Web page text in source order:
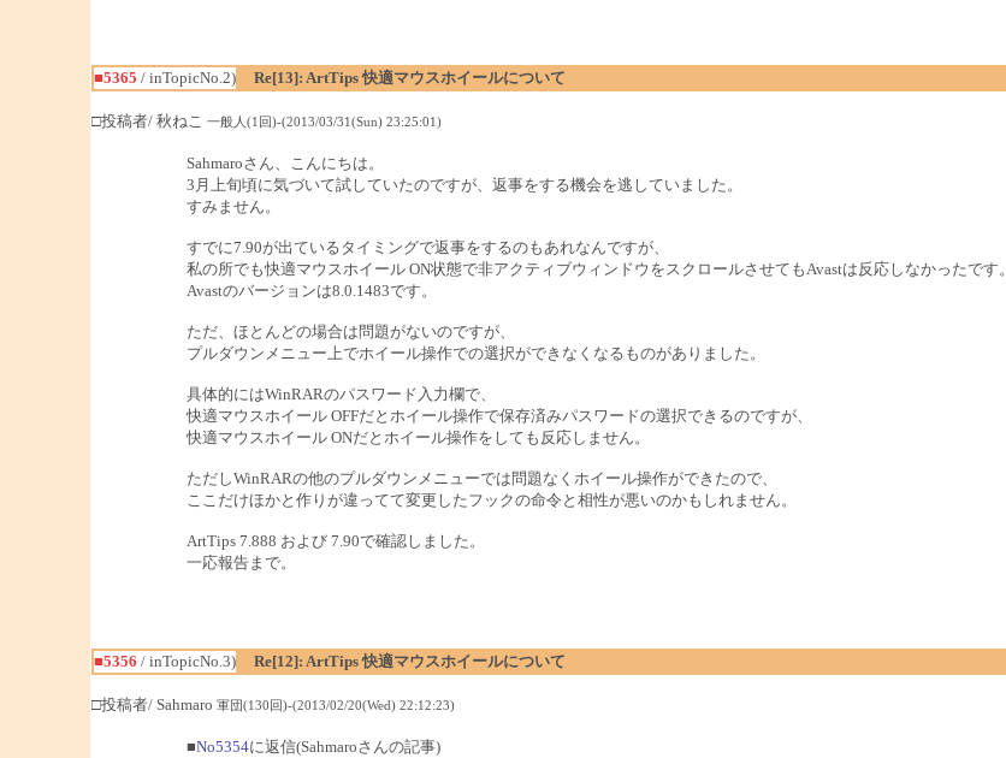
■5365 / inTopicNo.2)
Re[13]: ArtTips 快適マウスホイールについて
□投稿者/ 秋ねこ 一般人(1回)-(2013/03/31(Sun) 23:25:01)
Sahmaroさん、こんにちは。
3月上旬頃に気づいて試していたのですが、返事をする機会を逃していました。
すみません。
すでに7.90が出ているタイミングで返事をするのもあれなんですが、
私の所でも快適マウスホイール ON状態で非アクティブウィンドウをスクロールさせてもAvastは反応しなかったです。
Avastのバージョンは8.0.1483です。
ただ、ほとんどの場合は問題がないのですが、
プルダウンメニュー上でホイール操作での選択ができなくなるものがありました。
具体的にはWinRARのパスワード入力欄で、
快適マウスホイール OFFだとホイール操作で保存済みパスワードの選択できるのですが、
快適マウスホイール ONだとホイール操作をしても反応しません。
ただしWinRARの他のプルダウンメニューでは問題なくホイール操作ができたので、
ここだけほかと作りが違ってて変更したフックの命令と相性が悪いのかもしれません。
ArtTips 7.888 および 7.90で確認しました。
一応報告まで。
■5356 / inTopicNo.3)
Re[12]: ArtTips 快適マウスホイールについて
□投稿者/ Sahmaro 軍団(130回)-(2013/02/20(Wed) 22:12:23)
■No5354に返信(Sahmaroさんの記事)